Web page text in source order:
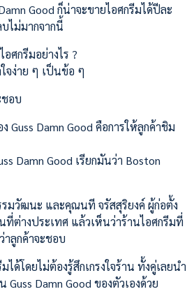
Good ก็น่าจะขายไอศกรีมได้ปีละ
ไม่มากจากนี้
อศกรีมอย่างไร ?
จง่าย ๆ เป็นข้อ ๆ
ชอบ
Guss Damn Good คือการให้ลูกค้าชิม
Damn Good เรียกมันว่า Boston
มวัฒนะ และคุณนที จรัสสุริยงค์ ผู้ก่อตั้ง
นที่ต่างประเทศ แล้วเห็นว่าร้านไอศกรีมที่
ลูกค้าจะชอบ
ด้โดยไม่ต้องรู้สึกเกรงใจร้าน ทั้งคู่เลยนำ
Damn Good ของตัวเองด้วย